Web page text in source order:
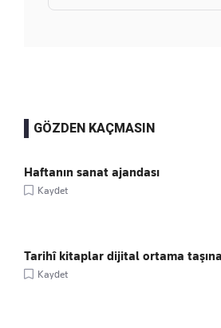
GÖZDEN KAÇMASIN
Haftanın sanat ajandası
Kaydet
Tarihî kitaplar dijital ortama
Kaydet